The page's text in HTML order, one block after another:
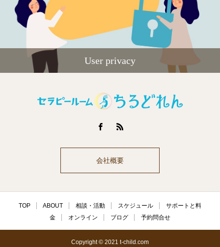
User privacy
会社概要
TOP ABOUT 相談・活動 スケジュール
サポートと料
金
オンライン ブログ 予約問合せ
Copyright © 2021 t-child.com